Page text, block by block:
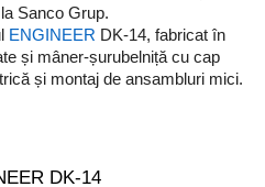
|
Sanco Grup.
ENGINEER DK-14, fabricat în
și mâner-șurubelniță cu cap
și montaj de ansambluri mici.
DK-14